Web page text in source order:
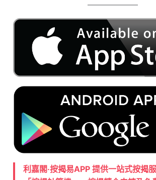
利嘉閣‧按揭易APP 提供一站式按揭